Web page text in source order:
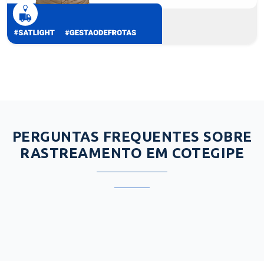
PERGUNTAS FREQUENTES SOBRE
RASTREAMENTO EM COTEGIPE